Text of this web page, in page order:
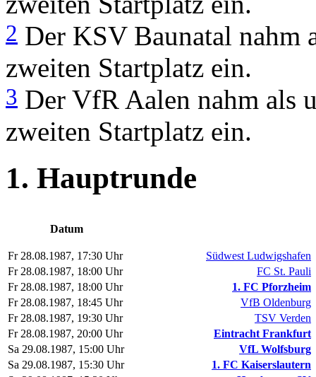
2 Der KSV Baunatal nahm
zweiten Startplatz ein.
3 Der VfR Aalen nahm als
zweiten Startplatz ein.
1. Hauptrunde
Datum
Fr 28.08.1987, 17:30 Uhr
Südwest Ludwigshafen
Fr 28.08.1987, 18:00 Uhr
FC St. Pauli
Fr 28.08.1987, 18:00 Uhr
1. FC Pforzheim
Fr 28.08.1987, 18:45 Uhr
VfB Oldenburg
Fr 28.08.1987, 19:30 Uhr
TSV Verden
Fr 28.08.1987, 20:00 Uhr
Eintracht Frankfurt
Sa 29.08.1987, 15:00 Uhr
VfL Wolfsburg
Sa 29.08.1987, 15:30 Uhr
1. FC Kaiserslautern